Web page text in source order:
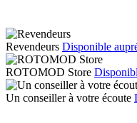
Revendeurs Disponible
ROTOMOD Store
Un conseiller à votre écoute